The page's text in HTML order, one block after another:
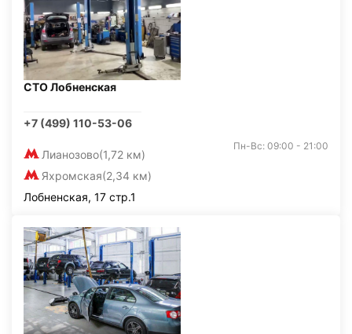
СТО Лобненская
+7 (499) 110-53-06
Лианозово(1,72 км)
Яхромская(2,34 км)
Пн-Вс: 09:00 - 21:00
Лобненская, 17 стр.1